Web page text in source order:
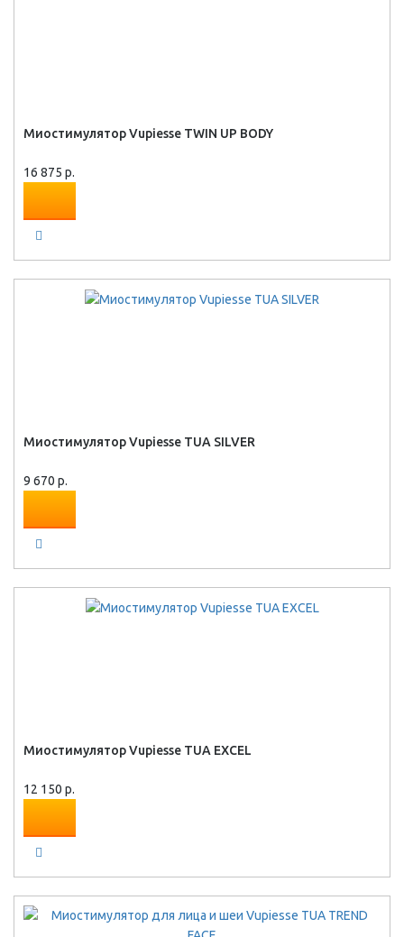
Миостимулятор Vupiesse TWIN UP BODY
16 875 р.
Миостимулятор Vupiesse TUA SILVER
9 670 р.
Миостимулятор Vupiesse TUA EXCEL
12 150 р.